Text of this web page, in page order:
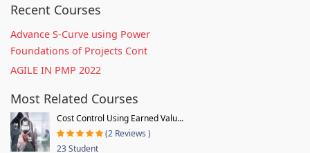
Recent Courses
Advance S-Curve using Power
Foundations of Projects Cont
AGILE IN PMP 2022
Most Related Courses
Cost Control Using Earned Valu...
(2 Reviews )
23 Student